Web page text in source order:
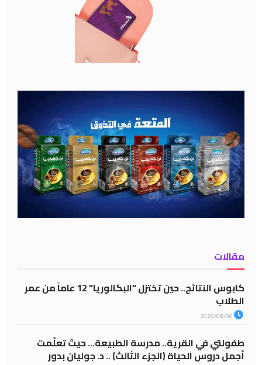
مقالات
كابوس النتائج.. حين تختزل “البكالوريا” 12 عاماً من عمر
الطلاب
طفولتي في القرية.. مدرسة الطبيعة… حيث تعلّمت
أجمل دروس الحياة (الجزء الثالث) .. د. جوليان بدور